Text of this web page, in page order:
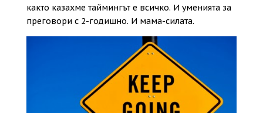
както казахме таймингът е всичко. И уменията за
преговори с 2-годишно. И мама-силата.